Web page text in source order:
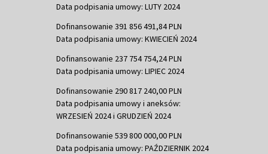
Data podpisania umowy: LUTY 2024
Dofinansowanie 391 856 491,84 PLN
Data podpisania umowy: KWIECIEŃ 2024
Dofinansowanie 237 754 754,24 PLN
Data podpisania umowy: LIPIEC 2024
Dofinansowanie 290 817 240,00 PLN
Data podpisania umowy i aneksów:
WRZESIEŃ 2024 i GRUDZIEŃ 2024
Dofinansowanie 539 800 000,00 PLN
Data podpisania umowy: PAŹDZIERNIK 2024